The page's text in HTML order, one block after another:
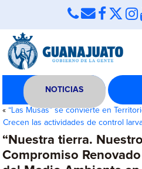
NOTICIAS
«“Las Musas” se convierte en
Crecen las actividades de control
“Nuestra tierra.
Compromiso